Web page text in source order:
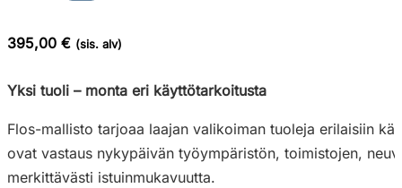
395,00 € (sis. alv)
Yksi tuoli – monta eri käyttötarkoitusta
Flos-mallisto tarjoaa laajan valikoiman tuoleja erilaisiin
ovat vastaus nykypäivän työympäristön, toimistojen,
merkittävästi istuinmukavuutta.